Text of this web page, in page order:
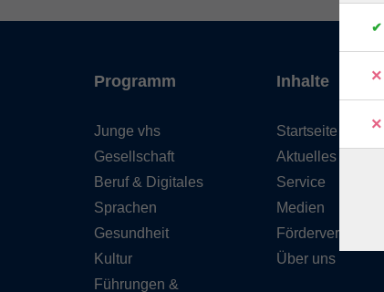
Programm
Junge vhs
Gesellschaft
Beruf & Digitales
Sprachen
Gesundheit
Kultur
Führungen &
Inhalte
Startseite
Aktuelles
Service
Medien
Förderverein
Über uns